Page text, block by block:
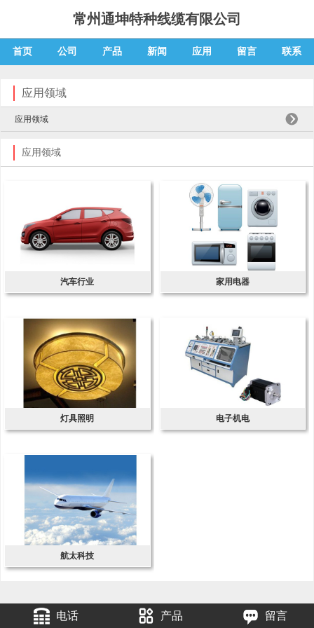
常州通坤特种线缆有限公司
首页 公司 产品 新闻 应用 留言 联系
应用领域
应用领域
应用领域
汽车行业 家用电器
灯具照明 电子机电
航太科技
电话 产品 留言